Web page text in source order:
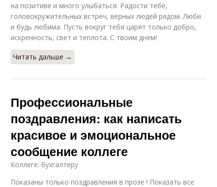
на позитиве и много улыбаться. Радости тебе,
головокружительных встреч, верных людей рядом. Люби
и будь любима. Пусть вокруг тебя царят только добро,
искренность, свет и теплота. С твоим днём!
Читать дальше →
Профессиональные
поздравления: как написать
красивое и эмоциональное
сообщение коллеге
Коллеге: бухгалтеру
Показаны только поздравления в прозе ! Показать все